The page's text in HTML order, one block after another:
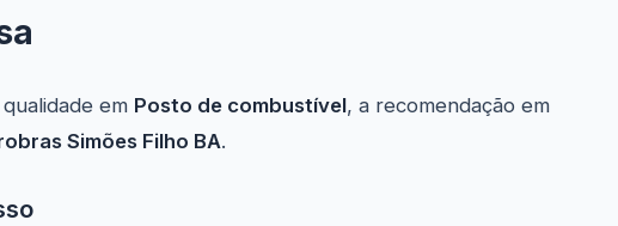
em Posto de combustível, a recomendação em
Simões Filho BA.